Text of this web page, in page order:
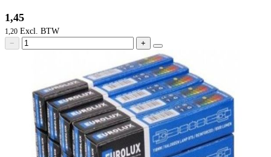
1,45
1,20
− +